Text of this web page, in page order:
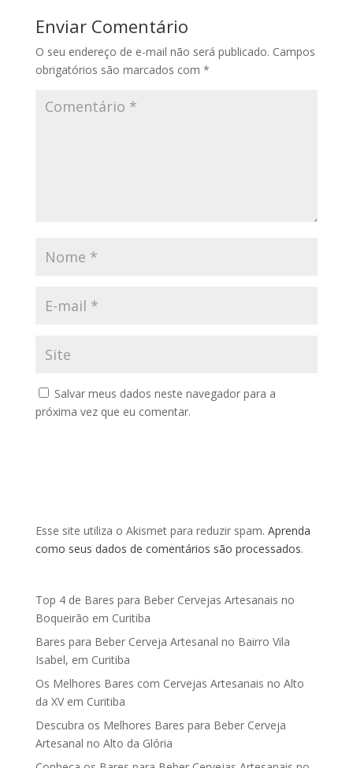
Enviar Comentário
O seu endereço de e-mail não será publicado. Campos
obrigatórios são marcados com *
Salvar meus dados neste navegador para a
próxima vez que eu comentar.
Esse site utiliza o Akismet para reduzir spam. Aprenda
como seus dados de comentários são processados.
Top 4 de Bares para Beber Cervejas Artesanais no
Boqueirão em Curitiba
Bares para Beber Cerveja Artesanal no Bairro Vila
Isabel, em Curitiba
Os Melhores Bares com Cervejas Artesanais no Alto
da XV em Curitiba
Descubra os Melhores Bares para Beber Cerveja
Artesanal no Alto da Glória